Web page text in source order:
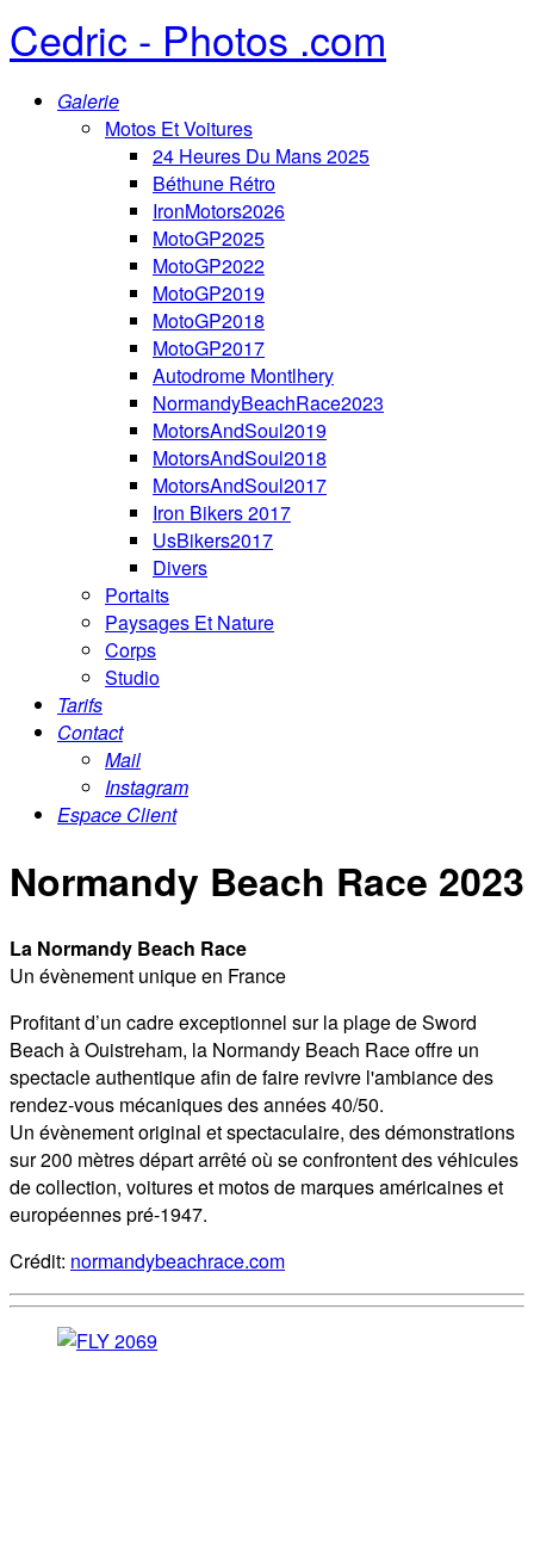
Cedric - Photos .com
Galerie
Motos Et Voitures
24 Heures Du Mans 2025
Béthune Rétro
IronMotors2026
MotoGP2025
MotoGP2022
MotoGP2019
MotoGP2018
MotoGP2017
Autodrome Montlhery
NormandyBeachRace2023
MotorsAndSoul2019
MotorsAndSoul2018
MotorsAndSoul2017
Iron Bikers 2017
UsBikers2017
Divers
Portaits
Paysages Et Nature
Corps
Studio
Tarifs
Contact
Mail
Instagram
Espace Client
Normandy Beach Race 2023
La Normandy Beach Race
Un évènement unique en France
Profitant d’un cadre exceptionnel sur la plage de Sword
Beach à Ouistreham, la Normandy Beach Race offre un
spectacle authentique afin de faire revivre l'ambiance des
rendez-vous mécaniques des années 40/50.
Un évènement original et spectaculaire, des démonstrations
sur 200 mètres départ arrêté où se confrontent des véhicules
de collection, voitures et motos de marques américaines et
européennes pré-1947.
Crédit: normandybeachrace.com